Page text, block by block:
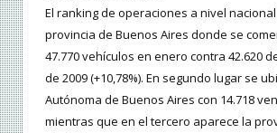
El ranking de operaciones a nivel
provincia de Buenos Aires donde se
47.770 vehículos en enero contra 42.620
de 2009 (+10,78%). En segundo lugar se
Autónoma de Buenos Aires con 14.718
mientras que en el tercero aparece la